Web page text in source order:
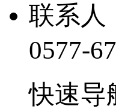
联系人
0577-
快速导